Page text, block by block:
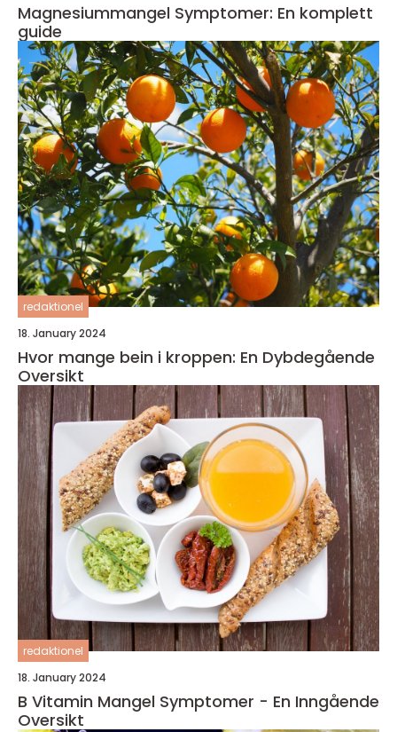
Magnesiummangel Symptomer: En komplett
guide
redaktionel
18. January 2024
Hvor mange bein i kroppen: En Dybdegående
Oversikt
redaktionel
18. January 2024
B Vitamin Mangel Symptomer - En Inngående
Oversikt